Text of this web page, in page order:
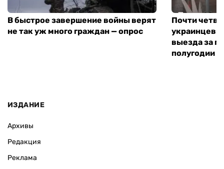
В быстрое завершение войны верят
не так уж много граждан — опрос
Почти
украинцев
выезда за
полугодии
ИЗДАНИЕ
Архивы
Редакция
Реклама